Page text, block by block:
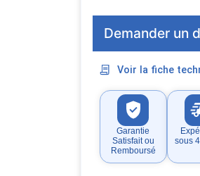
Demander un
Voir la fiche
Garantie
Satisfait ou
Remboursé
sous